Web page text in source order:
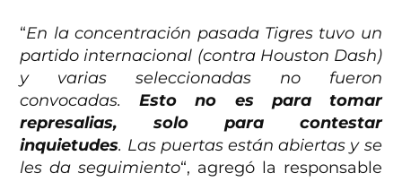
“En la concentración pasada Tigres tuvo un
partido internacional (contra Houston Dash)
y varias seleccionadas no fueron
convocadas.Esto no es para tomar
represalias, solo para contestar
inquietudes. Las puertas están abiertas y se
les da seguimiento“, agregó la responsable